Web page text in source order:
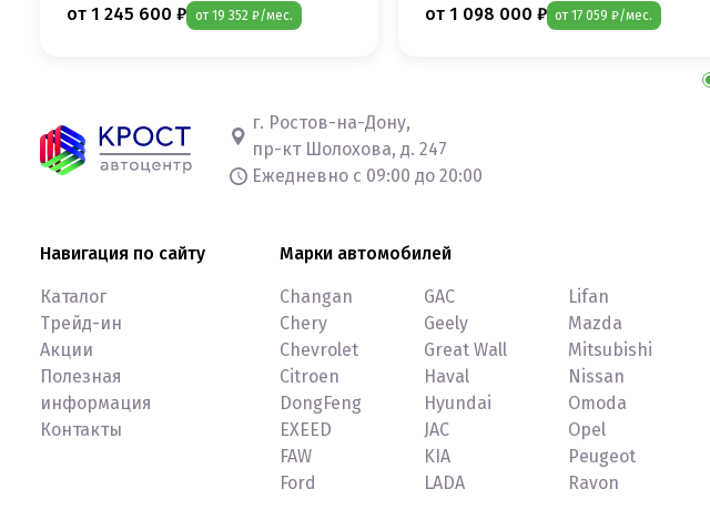
от 1 245 600 ₽ от 19 352 ₽/мес. от 1 098 000 ₽ от 17 059 ₽/мес.
г. Ростов-на-Дону,
пр-кт Шолохова, д. 247
Ежедневно с 09:00 до 20:00
Навигация по сайту
Каталог
Трейд-ин
Акции
Полезная
информация
Контакты
Марки автомобилей
Changan
Chery
Chevrolet
Citroen
DongFeng
EXEED
FAW
Ford
GAC
Geely
Great Wall
Haval
Hyundai
JAC
KIA
LADA
Lifan
Mazda
Mitsubishi
Nissan
Omoda
Opel
Peugeot
Ravon